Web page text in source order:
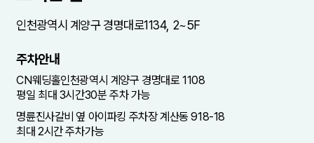
전화
인천광역시 계양구 경명대로1134, 2~5F
주차안내
CN웨딩홀인천광역시 계양구 경명대로 1108
평일 최대 3시간30분 주차 가능
명륜진사갈비 옆 아이파킹 주차장 계산동 918-18
최대 2시간 주차가능